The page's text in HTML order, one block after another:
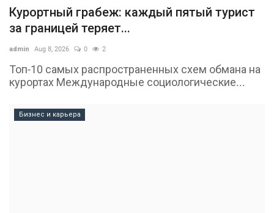
Курортный грабеж: каждый пятый турист
за границей теряет...
admin Aug 8, 2026 0 2
Топ-10 самых распространенных схем обмана на
курортах Международные социологические...
Бизнес и карьера